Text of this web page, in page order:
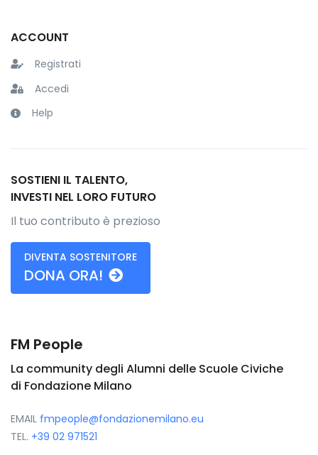
ACCOUNT
Registrati
Accedi
Help
SOSTIENI IL TALENTO,
INVESTI NEL LORO FUTURO
Il tuo contributo è prezioso
DIVENTA SOSTENITORE
DONA ORA!
FM People
La community degli Alumni delle Scuole Civiche
di Fondazione Milano
EMAIL fmpeople@fondazionemilano.eu
TEL. +39 02 971521